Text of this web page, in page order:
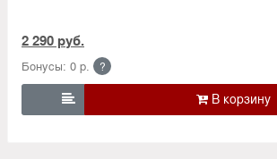
2 290 руб.
Бонусы: 0 р. ?
